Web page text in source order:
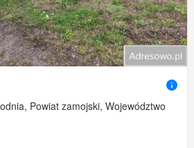
Powiat zamojski, Województwo